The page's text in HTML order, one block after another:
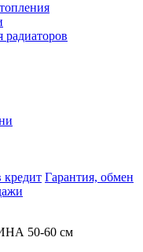
кредит Гарантия, обмен
50-60 см